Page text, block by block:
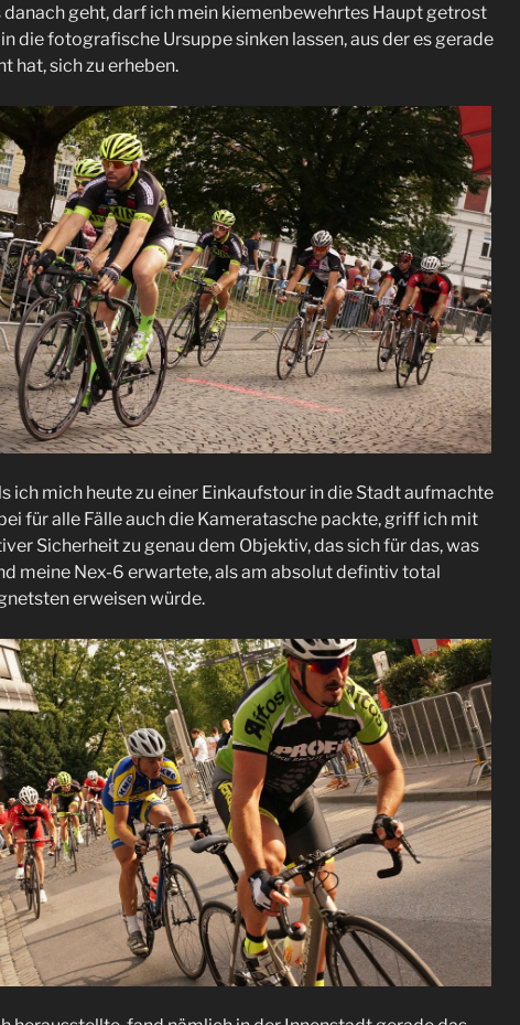
danach geht, darf ich mein kiemenbewehrtes Haupt getrost
die fotografische Ursuppe sinken lassen, aus der es gerade
hat, sich zu erheben.
ich mich heute zu einer Einkaufstour in die Stadt aufmachte
für alle Fälle auch die Kameratasche packte, griff ich mit
Sicherheit zu genau dem Objektiv, das sich für das, was
meine Nex-6 erwartete, als am absolut defintiv total
erweisen würde.